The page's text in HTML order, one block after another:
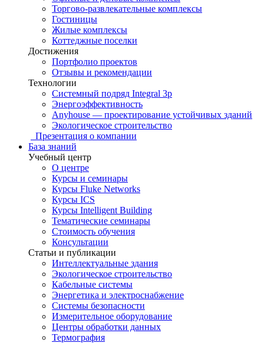
Торгово-развлекательные комплексы
Гостиницы
Жилые комплексы
Коттеджные поселки
Достижения
Портфолио проектов
Отзывы и рекомендации
Технологии
Системный подряд Integral 3p
Энергоэффективность
Anyhouse — проектирование устойчивых зданий
Экологическое строительство
Презентация о компании
База знаний
Учебный центр
О центре
Курсы и семинары
Курсы Fluke Networks
Курсы ICS
Курсы Intelligent Building
Тематические семинары
Стоимость обучения
Консультации
Статьи и публикации
Интеллектуальные здания
Экологическое строительство
Кабельные системы
Энергетика и электроснабжение
Системы безопасности
Измерительное оборудование
Центры обработки данных
Термография